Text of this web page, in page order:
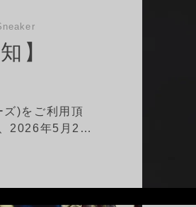
】
)をご利用頂
2026年5月2…